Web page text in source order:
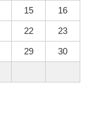
15 16
22 23
29 30